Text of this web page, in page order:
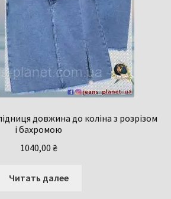
довжина до коліна з розрізом
і бахромою
1040,00 ₴
Читать далее